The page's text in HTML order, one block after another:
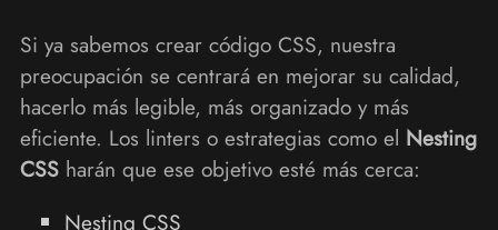
Si ya sabemos crear código CSS, nuestra
preocupación se centrará en mejorar su calidad,
hacerlo más legible, más organizado y más
eficiente. Los linters o estrategias como el Nesting
CSSharán que ese objetivo esté más cerca:
Nesting CSS